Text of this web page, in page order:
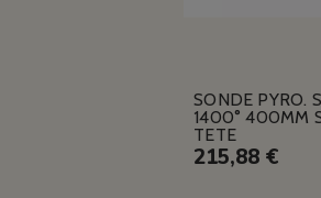
SONDE PYRO. S
1400° 400MM
TETE
215,88 €